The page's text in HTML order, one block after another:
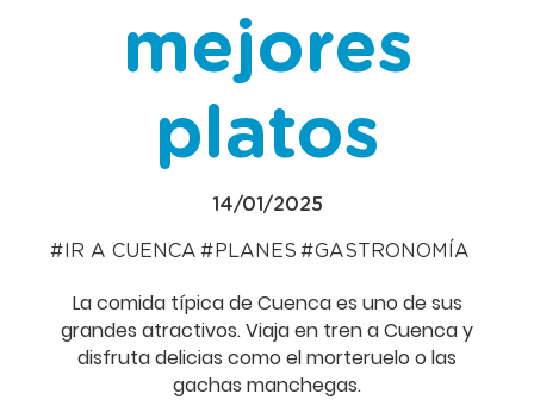
mejores
platos
14/01/2025
IR A CUENCA PLANES GASTRONOMÍA
La comida típica de Cuenca es uno de sus
grandes atractivos. Viaja en tren a Cuenca y
disfruta delicias como el morteruelo o las
gachas manchegas.